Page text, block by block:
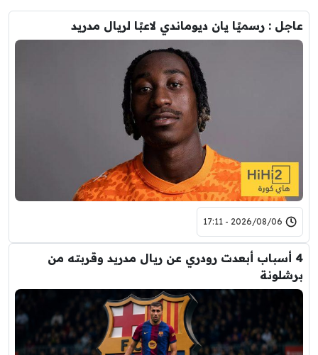
عاجل : رسميًا يان ديوماندي لاعبًا لريال مدريد
2026/08/06 - 17:11
4 أسباب أبعدت رودري عن ريال مدريد وقربته من
برشلونة